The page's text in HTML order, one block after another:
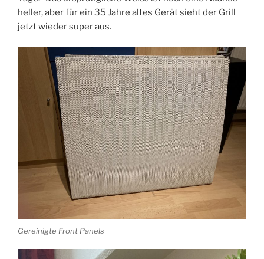
heller, aber für ein 35 Jahre altes Gerät sieht der Grill
jetzt wieder super aus.
Gereinigte Front Panels